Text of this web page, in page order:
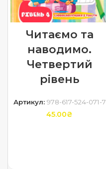
Читаємо та
наводимо.
Четвертий
рівень
Артикул: 978-617-524-071-7
45.00₴